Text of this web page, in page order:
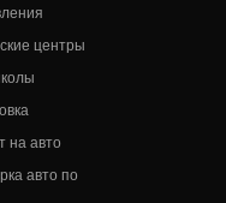
центры
на авто
авто по